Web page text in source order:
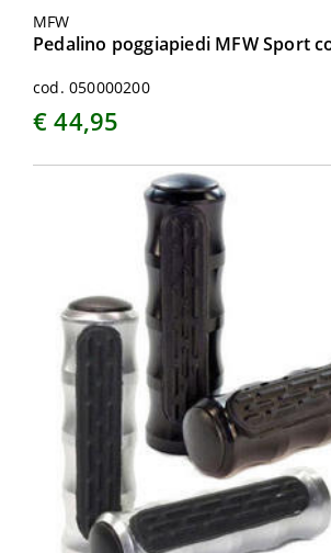
MFW
Pedalino poggiapiedi MFW Sport
cod. 050000200
€ 44,95